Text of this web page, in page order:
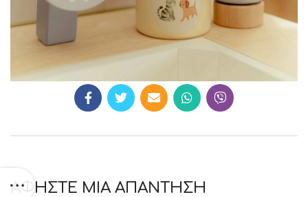
ΑΦΉΣΤΕ ΜΙΑ ΑΠΆΝΤΗΣΗ